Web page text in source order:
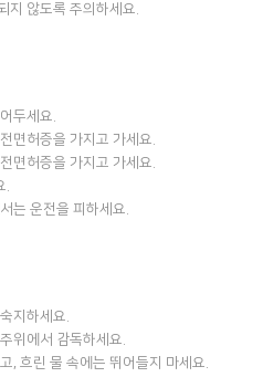
지 않도록 주의하세요.
두세요.
면허증을 가지고 가세요.
면허증을 가지고 가세요.
는 운전을 피하세요.
지하세요.
위에서 감독하세요.
, 흐린 물 속에는 뛰어들지 마세요.